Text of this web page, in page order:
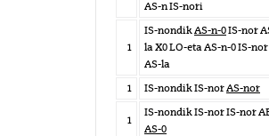
AS-n IS-nori
1
IS-nondikAS-n-0IS-nor
la X0 LO-eta AS-n-0 IS-
AS-la
1
IS-nondik IS-norAS-nor
1
IS-nondik IS-nor IS-nor
AS-0